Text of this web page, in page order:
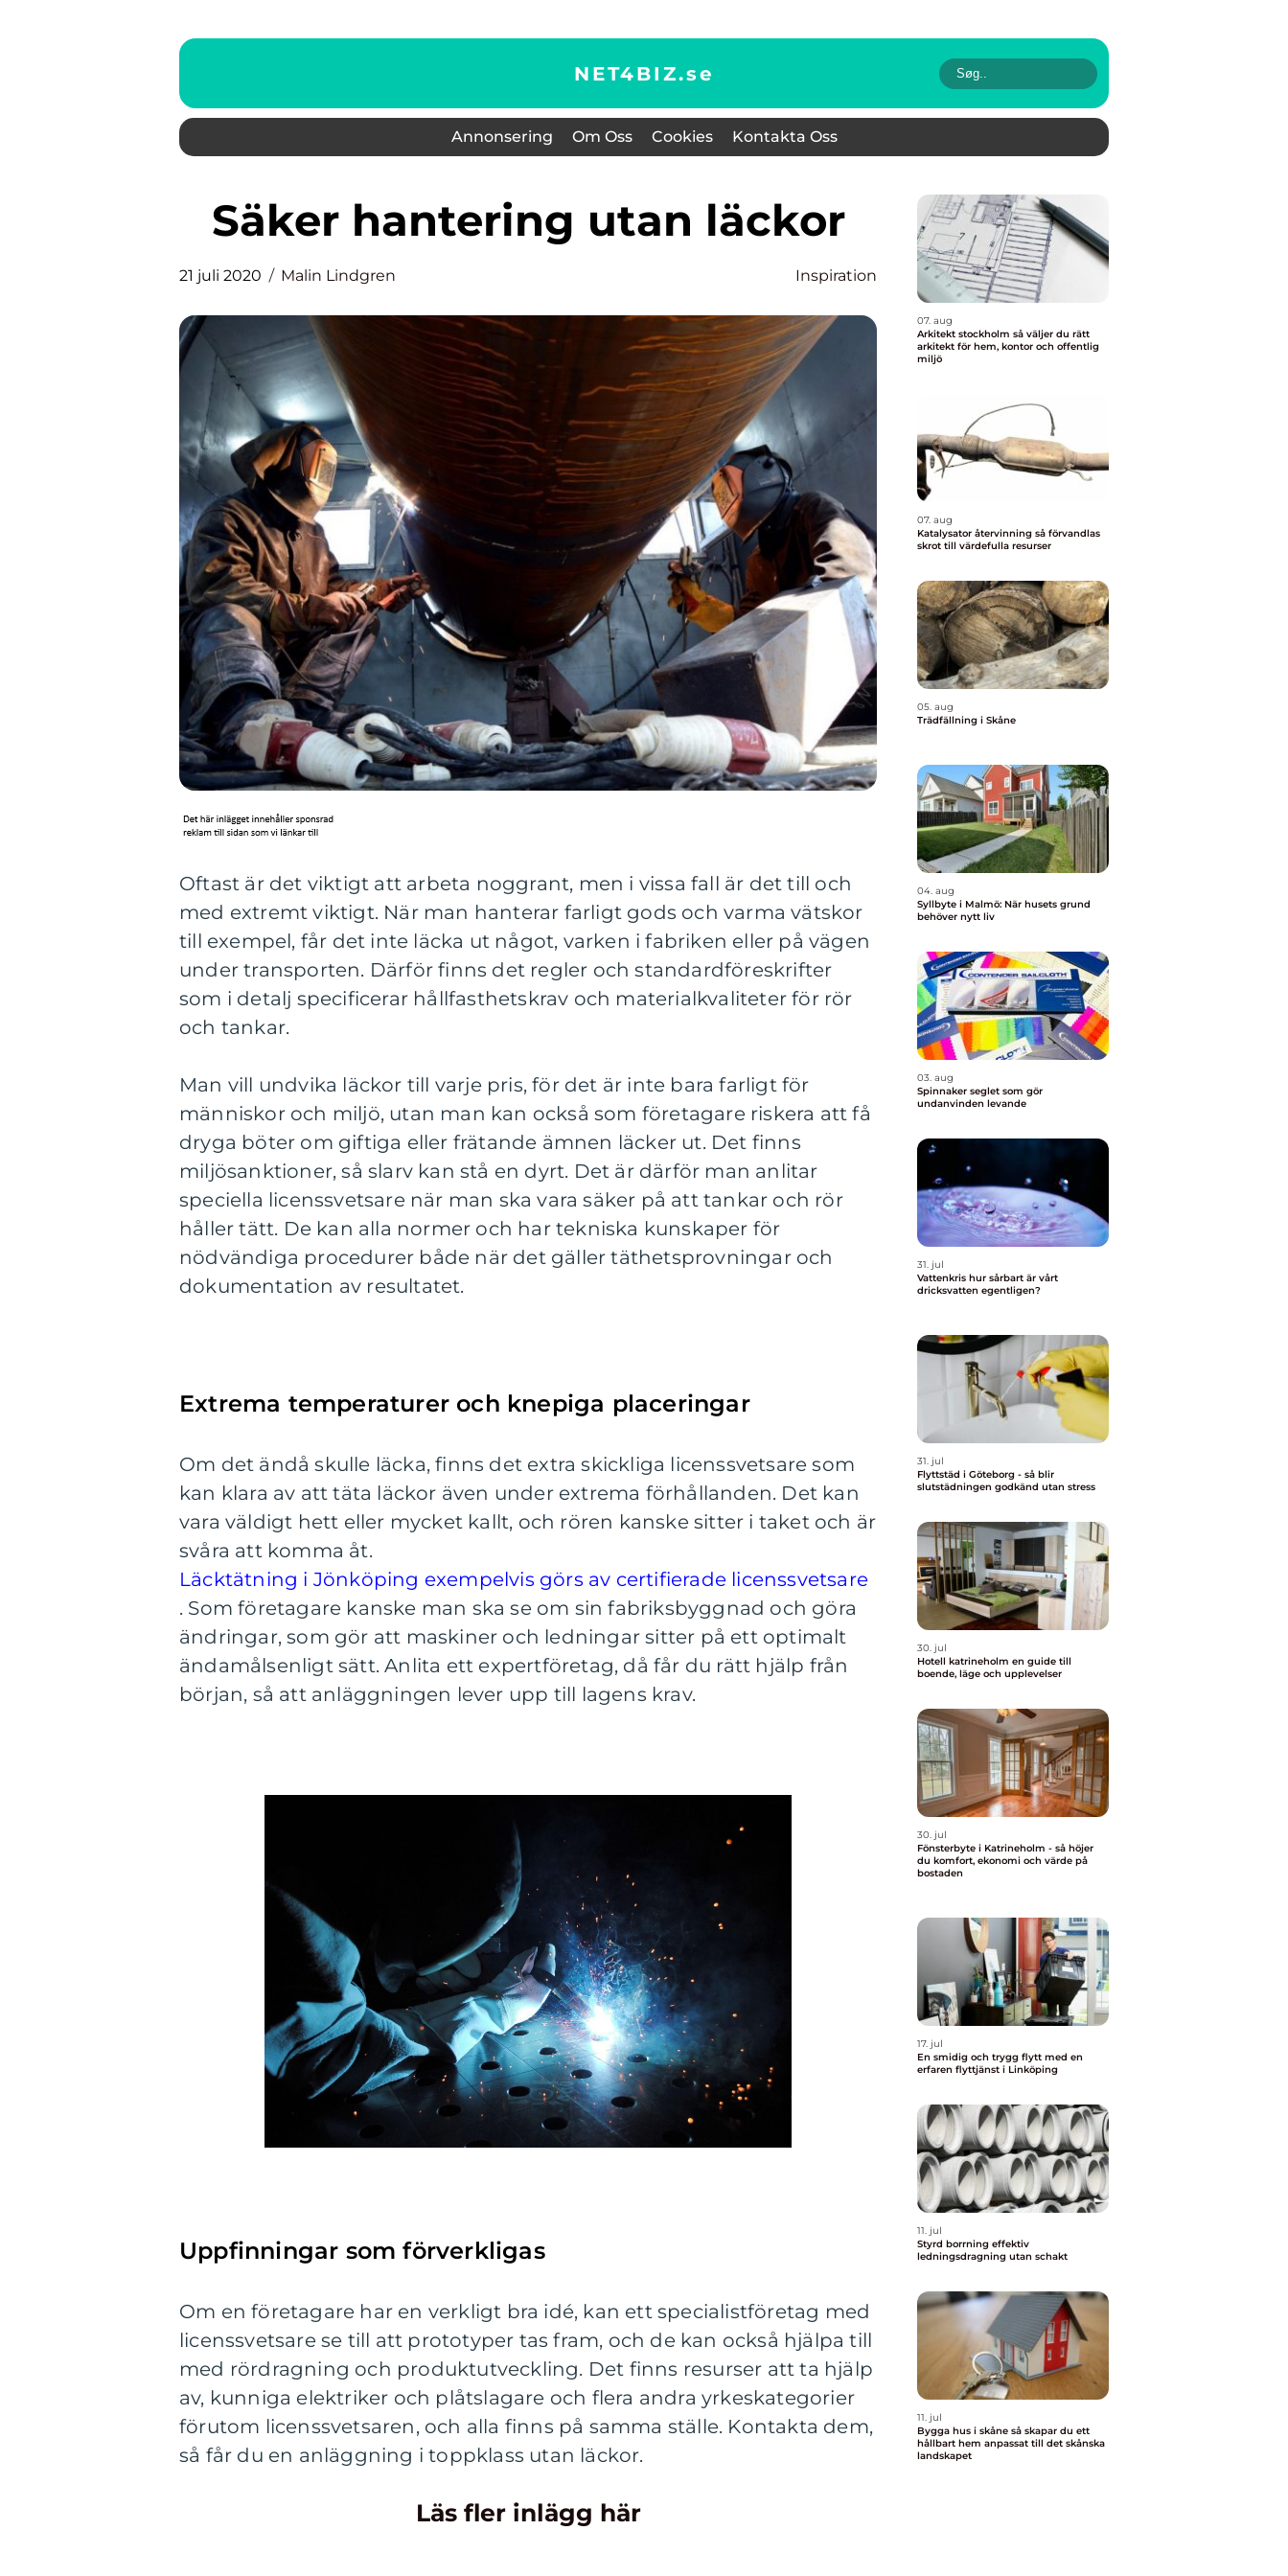
NET4BIZ.se
Annonsering Om Oss Cookies Kontakta Oss
Säker hantering utan läckor
21 juli 2020 Malin Lindgren Inspiration
Oftast är det viktigt att arbeta noggrant, men i vissa fall är det till och
med extremt viktigt. När man hanterar farligt gods och varma vätskor
till exempel, får det inte läcka ut något, varken i fabriken eller på vägen
under transporten. Därför finns det regler och standardföreskrifter
som i detalj specificerar hållfasthetskrav och materialkvaliteter för rör
och tankar.
Man vill undvika läckor till varje pris, för det är inte bara farligt för
människor och miljö, utan man kan också som företagare riskera att få
dryga böter om giftiga eller frätande ämnen läcker ut. Det finns
miljösanktioner, så slarv kan stå en dyrt. Det är därför man anlitar
speciella licenssvetsare när man ska vara säker på att tankar och rör
håller tätt. De kan alla normer och har tekniska kunskaper för
nödvändiga procedurer både när det gäller täthetsprovningar och
dokumentation av resultatet.
Extrema temperaturer och knepiga placeringar
Om det ändå skulle läcka, finns det extra skickliga licenssvetsare som
kan klara av att täta läckor även under extrema förhållanden. Det kan
vara väldigt hett eller mycket kallt, och rören kanske sitter i taket och är
svåra att komma åt.
Läcktätning i Jönköping exempelvis görs av certifierade licenssvetsare
. Som företagare kanske man ska se om sin fabriksbyggnad och göra
ändringar, som gör att maskiner och ledningar sitter på ett optimalt
ändamålsenligt sätt. Anlita ett expertföretag, då får du rätt hjälp från
början, så att anläggningen lever upp till lagens krav.
Uppfinningar som förverkligas
Om en företagare har en verkligt bra idé, kan ett specialistföretag med
licenssvetsare se till att prototyper tas fram, och de kan också hjälpa till
med rördragning och produktutveckling. Det finns resurser att ta hjälp
av, kunniga elektriker och plåtslagare och flera andra yrkeskategorier
förutom licenssvetsaren, och alla finns på samma ställe. Kontakta dem,
så får du en anläggning i toppklass utan läckor.
Läs fler inlägg här
07. aug
Arkitekt stockholm så väljer du rätt
arkitekt för hem, kontor och offentlig
miljö
07. aug
Katalysator återvinning så förvandlas
skrot till värdefulla resurser
05. aug
Trädfällning i Skåne
04. aug
Syllbyte i Malmö: När husets grund
behöver nytt liv
03. aug
Spinnaker seglet som gör
undanvinden levande
31. jul
Vattenkris hur sårbart är vårt
dricksvatten egentligen?
31. jul
Flyttstäd i Göteborg - så blir
slutstädningen godkänd utan stress
30. jul
Hotell katrineholm en guide till
boende, läge och upplevelser
30. jul
Fönsterbyte i Katrineholm - så höjer
du komfort, ekonomi och värde på
bostaden
17. jul
En smidig och trygg flytt med en
erfaren flyttjänst i Linköping
11. jul
Styrd borrning effektiv
ledningsdragning utan schakt
11. jul
Bygga hus i skåne så skapar du ett
hållbart hem anpassat till det skånska
landskapet